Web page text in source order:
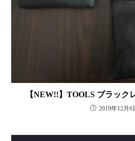
【NEW!!】TOOLS ブラッ
2019年12月6